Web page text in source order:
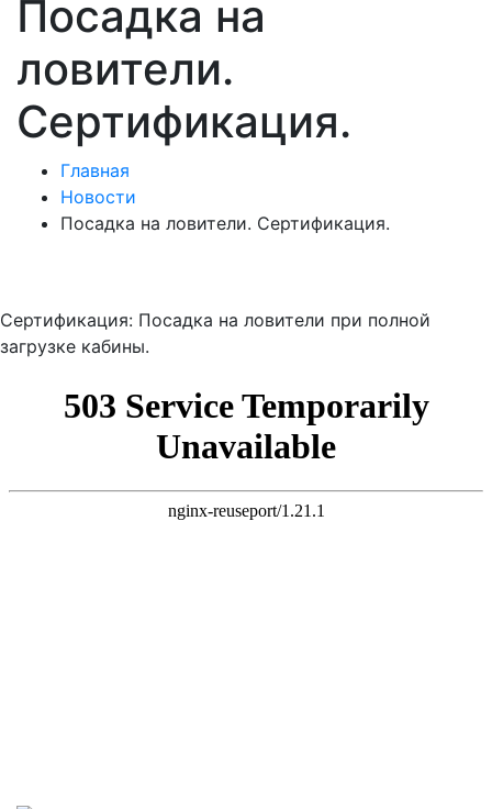
Посадка на
ловители.
Сертификация.
Главная
Новости
Посадка на ловители. Сертификация.
Сертификация: Посадка на ловители при полной
загрузке кабины.